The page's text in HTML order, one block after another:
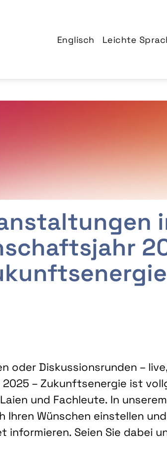
Englisch Leichte
oder Diskussionsrunden –
– Zukunftsenergie ist
und Fachleute. In
Ihren Wünschen einstellen
informieren. Seien Sie dabei